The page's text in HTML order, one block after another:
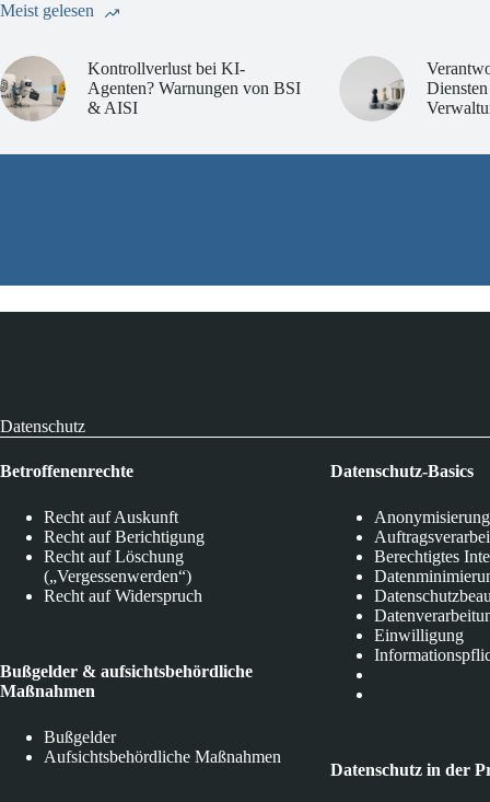
Meist gelesen
Kontrollverlust bei KI-
Agenten? Warnungen von BSI
& AISI
Datenschutz
Betroffenenrechte
Recht auf Auskunft
Recht auf Berichtigung
Recht auf Löschung
(„Vergessenwerden“)
Recht auf Widerspruch
Bußgelder & aufsichtsbehördliche
Maßnahmen
Bußgelder
Aufsichtsbehördliche Maßnahmen
Datenschutz-Basics
Berechtigtes
Einwilligung
Datenschutz in der